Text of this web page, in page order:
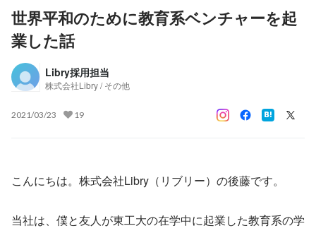
世界平和のために教育系ベンチャーを起
業した話
Libry採用担当
株式会社Libry / その他
2021/03/23 19
こんにちは。株式会社Libry（リブリー）の後藤です。
当社は、僕と友人が東工大の在学中に起業した教育系の学